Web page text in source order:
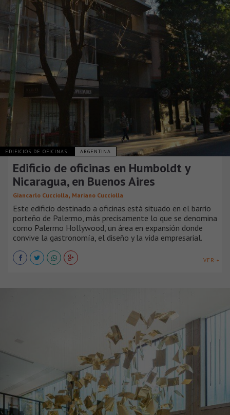
EDIFICIOS DE OFICINAS ARGENTINA
Edificio de oficinas en Humboldt y
Nicaragua, en Buenos Aires
Giancarlo Cucciolla, Mariano Cucciolla
Este edificio destinado a oficinas está situado en el barrio
porteño de Palermo, más precisamente lo que se denomina
como Palermo Hollywood, un área en expansión donde
convive la gastronomía, el diseño y la vida empresarial.
VER +